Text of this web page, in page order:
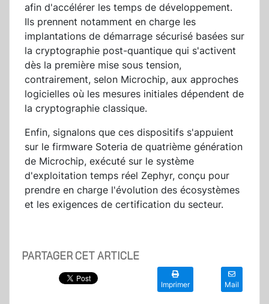
afin d'accélérer les temps de développement.
Ils prennent notamment en charge les
implantations de démarrage sécurisé basées sur
la cryptographie post-quantique qui s'activent
dès la première mise sous tension,
contrairement, selon Microchip, aux approches
logicielles où les mesures initiales dépendent de
la cryptographie classique.
Enfin, signalons que ces dispositifs s'appuient
sur le firmware Soteria de quatrième génération
de Microchip, exécuté sur le système
d'exploitation temps réel Zephyr, conçu pour
prendre en charge l'évolution des écosystèmes
et les exigences de certification du secteur.
PARTAGER CET ARTICLE
Imprimer Mail